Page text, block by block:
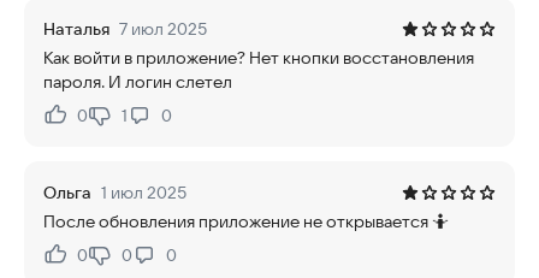
Наталья 7 июл 2025
Как войти в приложение? Нет кнопки восстановления
пароля. И логин слетел
Нравится:
0Не нравится:
1 0
Ольга 1 июл 2025
После обновления приложение не открывается 🤷
Нравится:
0Не нравится:
0 0